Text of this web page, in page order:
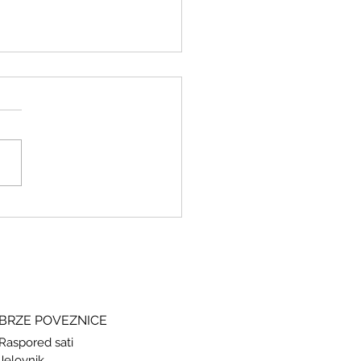
BRZE POVEZNICE
Raspored sati